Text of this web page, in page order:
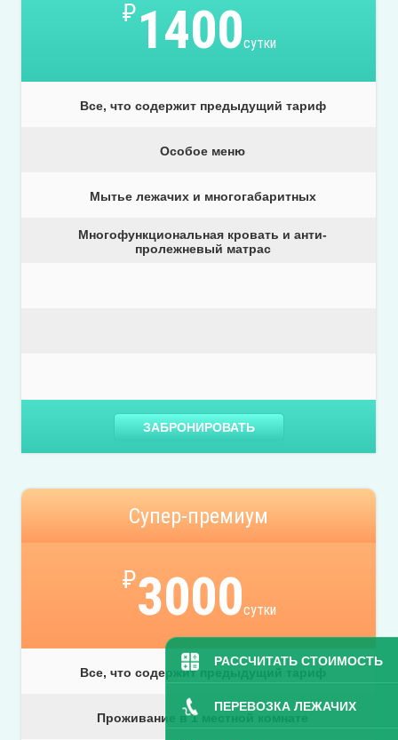
РАССЧИТАТЬ СТОИМОСТЬ
ПЕРЕВОЗКА ЛЕЖАЧИХ
₽1400сутки
Все, что содержит предыдущий тариф
Особое меню
Мытье лежачих и многогабаритных
Многофункциональная кровать и анти-
пролежневый матрас
ЗАБРОНИРОВАТЬ
Супер-премиум
₽3000сутки
Все, что содержит предыдущий тариф
Проживание в 1 местной комнате